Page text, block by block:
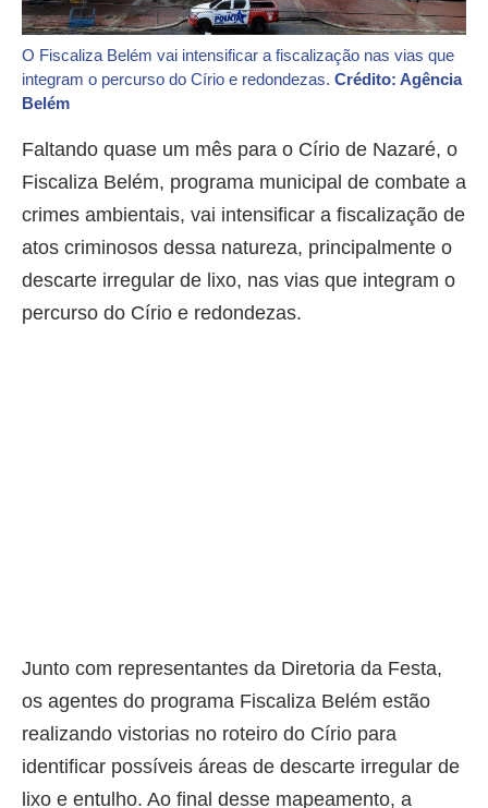
O Fiscaliza Belém vai intensificar a fiscalização nas vias que
integram o percurso do Círio e redondezas. Crédito: Agência
Belém
Faltando quase um mês para o Círio de Nazaré, o
Fiscaliza Belém, programa municipal de combate a
crimes ambientais, vai intensificar a fiscalização de
atos criminosos dessa natureza, principalmente o
descarte irregular de lixo, nas vias que integram o
percurso do Círio e redondezas.
Junto com representantes da Diretoria da Festa,
os agentes do programa Fiscaliza Belém estão
realizando vistorias no roteiro do Círio para
identificar possíveis áreas de descarte irregular de
lixo e entulho. Ao final desse mapeamento, a